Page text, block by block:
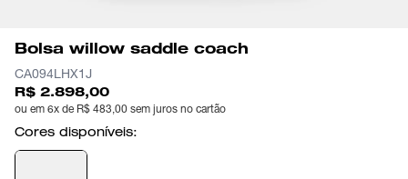
Bolsa willow saddle coach
CA094LHX1J
R$ 2.898,00
ou em 6x de R$ 483,00 sem juros no cartão
Cores disponíveis: